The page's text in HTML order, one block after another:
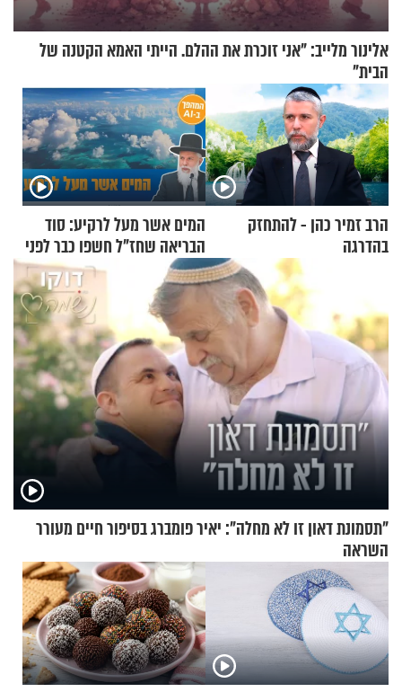
אלינור מלייב: "אני זוכרת את ההלם. הייתי האמא הקטנה של
הבית"
הרב זמיר כהן - להתחזק
בהדרגה
המים אשר מעל לרקיע: סוד
הבריאה שחז"ל חשפו כבר לפני
אלפי שנים
"תסמונת דאון זו לא מחלה": יאיר פומברג בסיפור חיים מעורר
השראה